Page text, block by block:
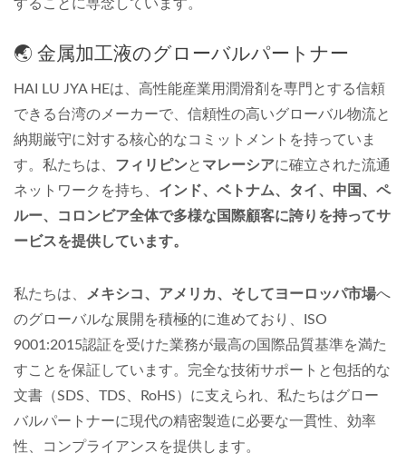
することに専念しています。
🌏 金属加工液のグローバルパートナー
HAI LU JYA HEは、高性能産業用潤滑剤を専門とする信頼
できる台湾のメーカーで、信頼性の高いグローバル物流と
納期厳守に対する核心的なコミットメントを持っていま
す。私たちは、 フィリピンと マレーシアに確立された流通
ネットワークを持ち、 インド、ベトナム、タイ、中国、ペ
ルー、コロンビア全体で多様な国際顧客に誇りを持ってサ
ービスを提供しています。
私たちは、 メキシコ、アメリカ、そしてヨーロッパ市場へ
のグローバルな展開を積極的に進めており、ISO
9001:2015認証を受けた業務が最高の国際品質基準を満た
すことを保証しています。完全な技術サポートと包括的な
文書（SDS、TDS、RoHS）に支えられ、私たちはグロー
バルパートナーに現代の精密製造に必要な一貫性、効率
性、コンプライアンスを提供します。